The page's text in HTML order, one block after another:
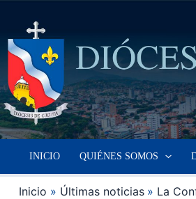
INICIO QUIÉNES SOMOS
Inicio Últimas noticias La